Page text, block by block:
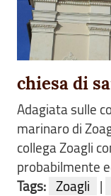
chiesa di
Adagiata sulle
marinaro di
collega Zoagli
probabilmente
Tags: Zoagli |